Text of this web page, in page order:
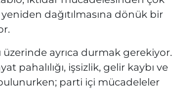
dağıtılmasına dönük bir
üzerinde ayrıca durmak gerekiyor.
pahalılığı, işsizlik, gelir kaybı ve
parti içi mücadeleler